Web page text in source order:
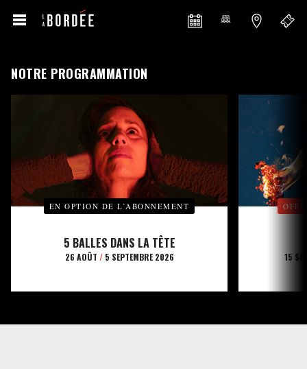
NOTRE PROGRAMMATION
EN OPTION DE L’ABONNEMENT
5 BALLES DANS LA TÊTE
26 AOÛT /5 SEPTEMBRE 2026 15